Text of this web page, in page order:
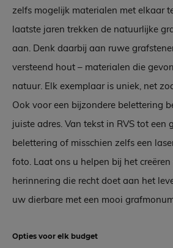
zelfs mogelijk materialen met elkaar
laatste jaren trekken de natuurlijke
aan. Denk daarbij aan ruwe
versteend hout – materialen die
natuur. Elk exemplaar is uniek, net
Ook voor een bijzondere belettering
juiste adres. Van tekst in RVS tot een
belettering of misschien zelfs een
foto. Laat ons u helpen bij het
herinnering die recht doet aan het
uw dierbare met een mooi
Opties voor elk budget